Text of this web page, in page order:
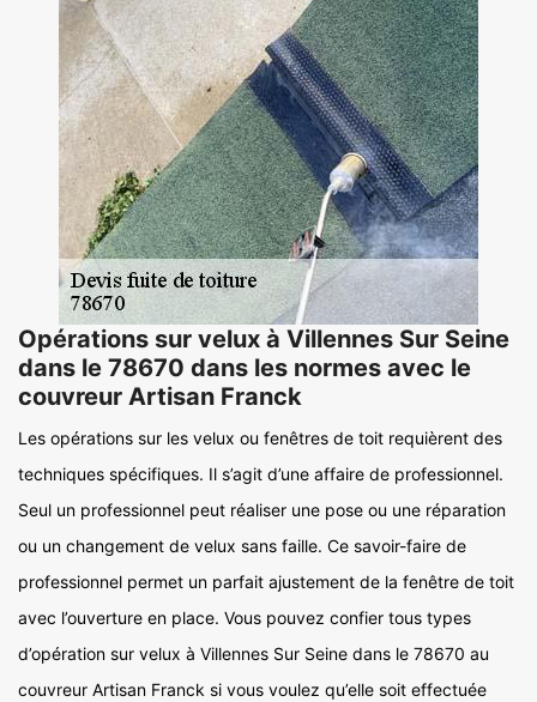
Opérations sur velux à Villennes Sur Seine
dans le 78670 dans les normes avec le
couvreur Artisan Franck
Les opérations sur les velux ou fenêtres de toit requièrent des
techniques spécifiques. Il s’agit d’une affaire de professionnel.
Seul un professionnel peut réaliser une pose ou une réparation
ou un changement de velux sans faille. Ce savoir-faire de
professionnel permet un parfait ajustement de la fenêtre de toit
avec l’ouverture en place. Vous pouvez confier tous types
d’opération sur velux à Villennes Sur Seine dans le 78670 au
couvreur Artisan Franck si vous voulez qu’elle soit effectuée